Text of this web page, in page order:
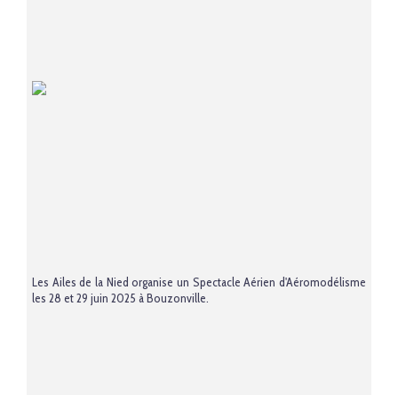
Les Ailes de la Nied organise un Spectacle Aérien d'Aéromodélisme
les 28 et 29 juin 2025 à Bouzonville.